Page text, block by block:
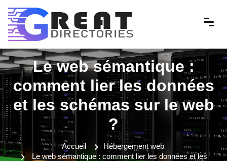
Le web sémantique :
comment lier les données
et les schémas sur le web
?
Accueil
Hébergement web
Le web sémantique : comment lier les données et les